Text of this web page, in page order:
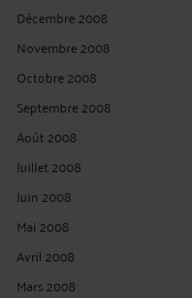
Décembre 2008
Novembre 2008
Octobre 2008
Septembre 2008
Août 2008
Juillet 2008
Juin 2008
Mai 2008
Avril 2008
Mars 2008